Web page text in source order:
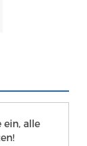
ein, alle